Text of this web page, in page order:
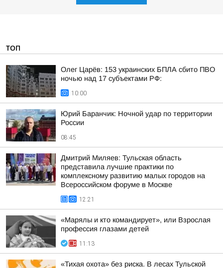
ТОП
Олег Царёв: 153 украинских БПЛА сбито ПВО
ночью над 17 субъектами РФ:
10:00
Юрий Баранчик: Ночной удар по территории
России
08:45
Дмитрий Миляев: Тульская область
представила лучшие практики по
комплексному развитию малых городов на
Всероссийском форуме в Москве
12:21
«Марялы и кто командирует», или Взрослая
профессия глазами детей
11:13
«Тихая охота» без риска. В лесах Тульской